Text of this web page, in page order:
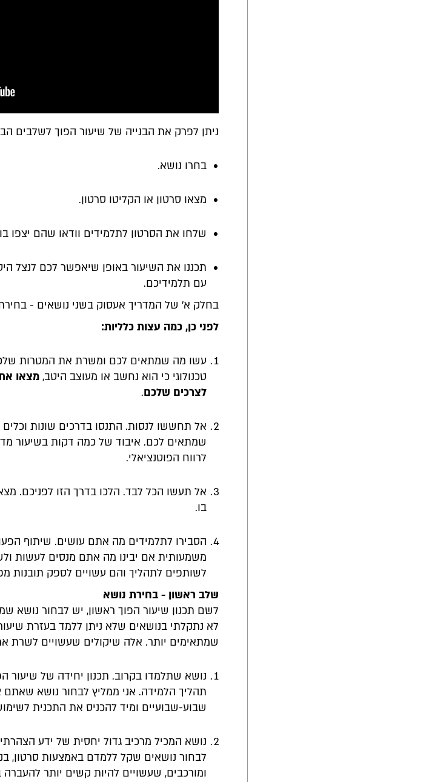
ניתן לפרק את הבנייה של שיעור הפוך לשלבים
בחרו נושא.
מצאו סרטון או הקליטו סרטון.
שלחו את הסרטון לתלמידים וודאו שהם יצפו
תכננו את השיעור באופן שיאפשר לכם לנצל
עם תלמידיכם.
בחלק א' של המדריך אעסוק בשני נושאים - בחירת
לפני כן, כמה עצות כלליות:
עשו מה שמתאים לכם ומשרת את המטרות
טכנולוגי כי הוא נחשב או מעוצב היטב, מצאו
לצרכים שלכם.
אל תחששו לנסות. התנסו בדרכים שונות
שמתאים לכם. איבוד של כמה דקות בשיעור
לרווח הפוטנציאלי.
אל תעשו הכל לבד. הלכו בדרך הזו לפניכם.
בו.
הסבירו לתלמידים מה אתם עושים. שיתוף
משמעותית אם יבינו מה אתם מנסים לעשות
לשותפים לתהליך והם עשויים לספק תובנות
שלב ראשון - בחירת נושא
לשם תכנון שיעור הפוך ראשון, יש לבחור נושא
לא נתקלתי בנושאים שלא ניתן ללמד בעזרת
שמתאימים יותר. אלה שיקולים שעשויים לשרת
נושא שתלמדו בקרוב. תכנון יחידה של שיעור
תהליך הלמידה. אני ממליץ לבחור נושא שאתם
שבוע-שבועיים ומיד להכניס את התכנית
נושא המכיל מרכיב גדול יחסית של ידע הצהרתי
לבחור נושאים שקל ללמדם באמצעות סרטון,
ומורכבים, שעשויים להיות קשים יותר להעברה